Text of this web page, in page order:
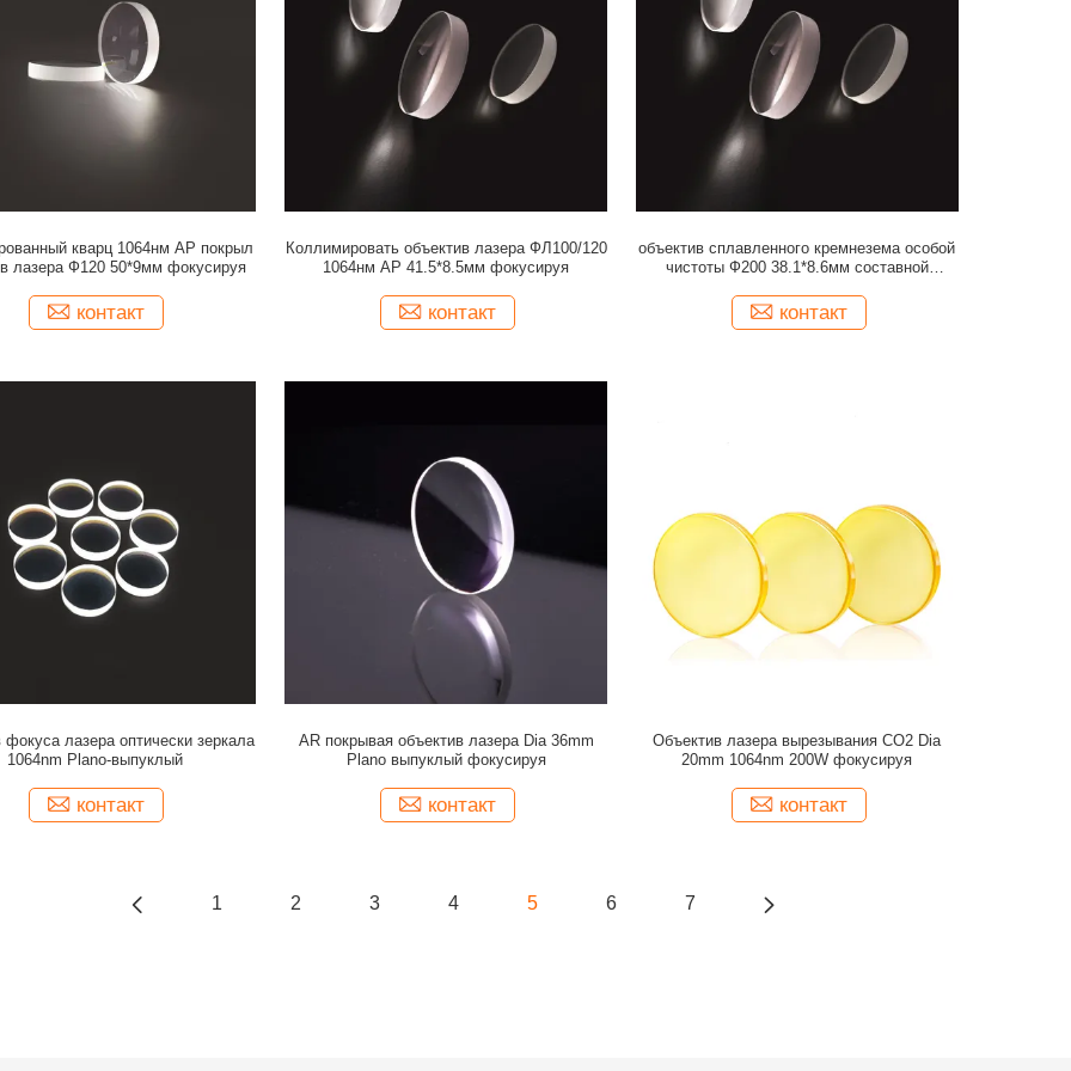
кварц 1064нм АР покрыл
лазера Ф120 50*9мм фокусируя
контакт
Коллимировать объектив лазера ФЛ100/120
1064нм АР 41.5*8.5мм фокусируя
контакт
объектив сплавленного кремнезема особой
чистоты Ф200 38.1*8.6мм составной
контакт
фокуса лазера оптически зеркала
1064nm Plano-выпуклый
контакт
AR покрывая объектив лазера Dia 36mm
Plano выпуклый фокусируя
контакт
Объектив лазера вырезывания СО2 Dia
20mm 1064nm 200W фокусируя
контакт
1 2 3 4 5 6 7